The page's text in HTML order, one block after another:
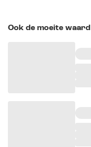
Ook de moeite waard